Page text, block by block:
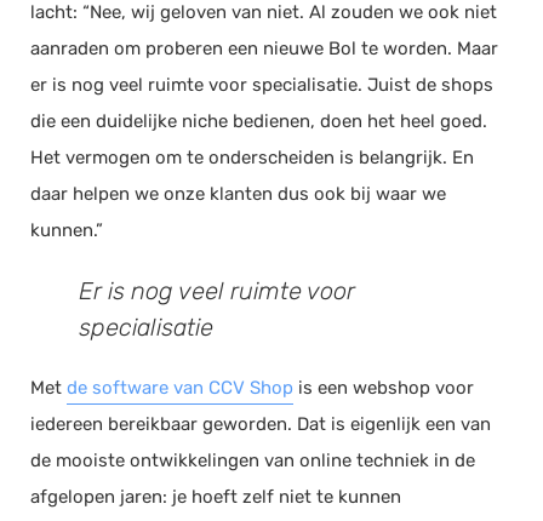
lacht: “Nee, wij geloven van niet. Al zouden we ook niet
aanraden om proberen een nieuwe Bol te worden. Maar
er is nog veel ruimte voor specialisatie. Juist de shops
die een duidelijke niche bedienen, doen het heel goed.
Het vermogen om te onderscheiden is belangrijk. En
daar helpen we onze klanten dus ook bij waar we
kunnen.”
Er is nog veel ruimte voor
specialisatie
Met de software van CCV Shop is een webshop voor
iedereen bereikbaar geworden. Dat is eigenlijk een van
de mooiste ontwikkelingen van online techniek in de
afgelopen jaren: je hoeft zelf niet te kunnen